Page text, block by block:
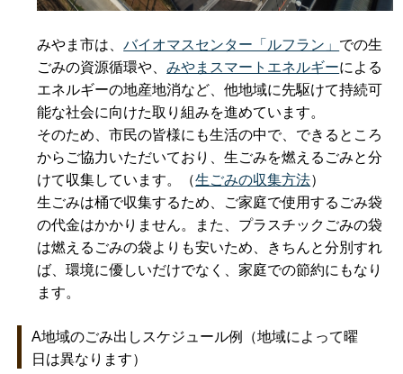
みやま市は、バイオマスセンター「ルフラン」 での生
ごみの資源循環や、みやまスマートエネルギーによる
エネルギーの地産地消など、他地域に先駆けて持続可
能な社会に向けた取り組みを進めています。
そのため、市民の皆様にも生活の中で、できるところ
からご協力いただいており、生ごみを燃えるごみと分
けて収集しています。（生ごみの収集方法）
生ごみは桶で収集するため、ご家庭で使用するごみ袋
の代金はかかりません。また、プラスチックごみの袋
は燃えるごみの袋よりも安いため、きちんと分別すれ
ば、環境に優しいだけでなく、家庭での節約にもなり
ます。
A地域のごみ出しスケジュール例（地域によって曜
日は異なります）